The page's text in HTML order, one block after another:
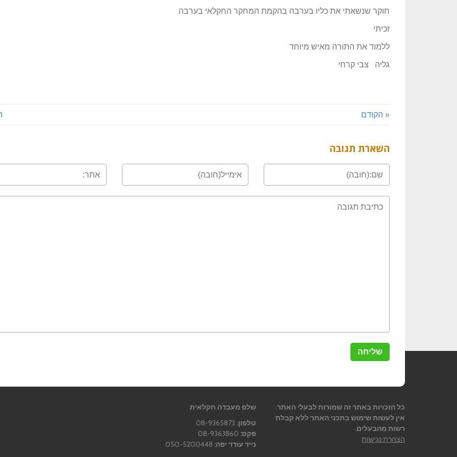
חוקר שנשאתי את כליו בערבה בהקמת המחקר החקלאי בערבה
זכיתי
ללמוד את התורה מאיש מיוחד
גליה צבי קרחי
« הקודם
השארת תגובה
כל הזכויות באתר זה שמורות לבעלי האתר.
אין לעשות שימוש בתכני האתר ללא קבלת
רשות מהבעלים.
הצהרת נגישות
שלפ מעבדה חקלאית
טלפון:
פקס:
נייד עודד יפה: